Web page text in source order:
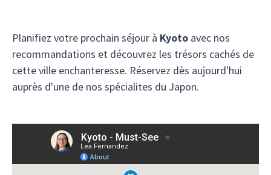
Planifiez votre prochain séjour à Kyoto avec nos
recommandations et découvrez les trésors cachés de
cette ville enchanteresse. Réservez dès aujourd'hui
auprès d'une de nos spécialites du Japon.